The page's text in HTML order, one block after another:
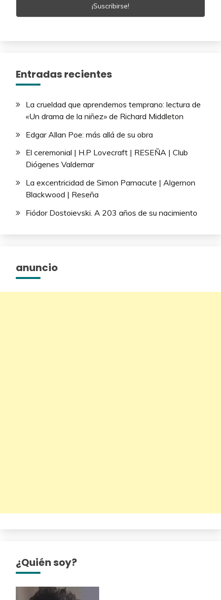
Entradas recientes
La crueldad que aprendemos temprano: lectura de
«Un drama de la niñez» de Richard Middleton
Edgar Allan Poe: más allá de su obra
El ceremonial | H.P Lovecraft | RESEÑA | Club
Diógenes Valdemar
La excentricidad de Simon Parnacute | Algernon
Blackwood | Reseña
Fiódor Dostoievski. A 203 años de su nacimiento
anuncio
¿Quién soy?